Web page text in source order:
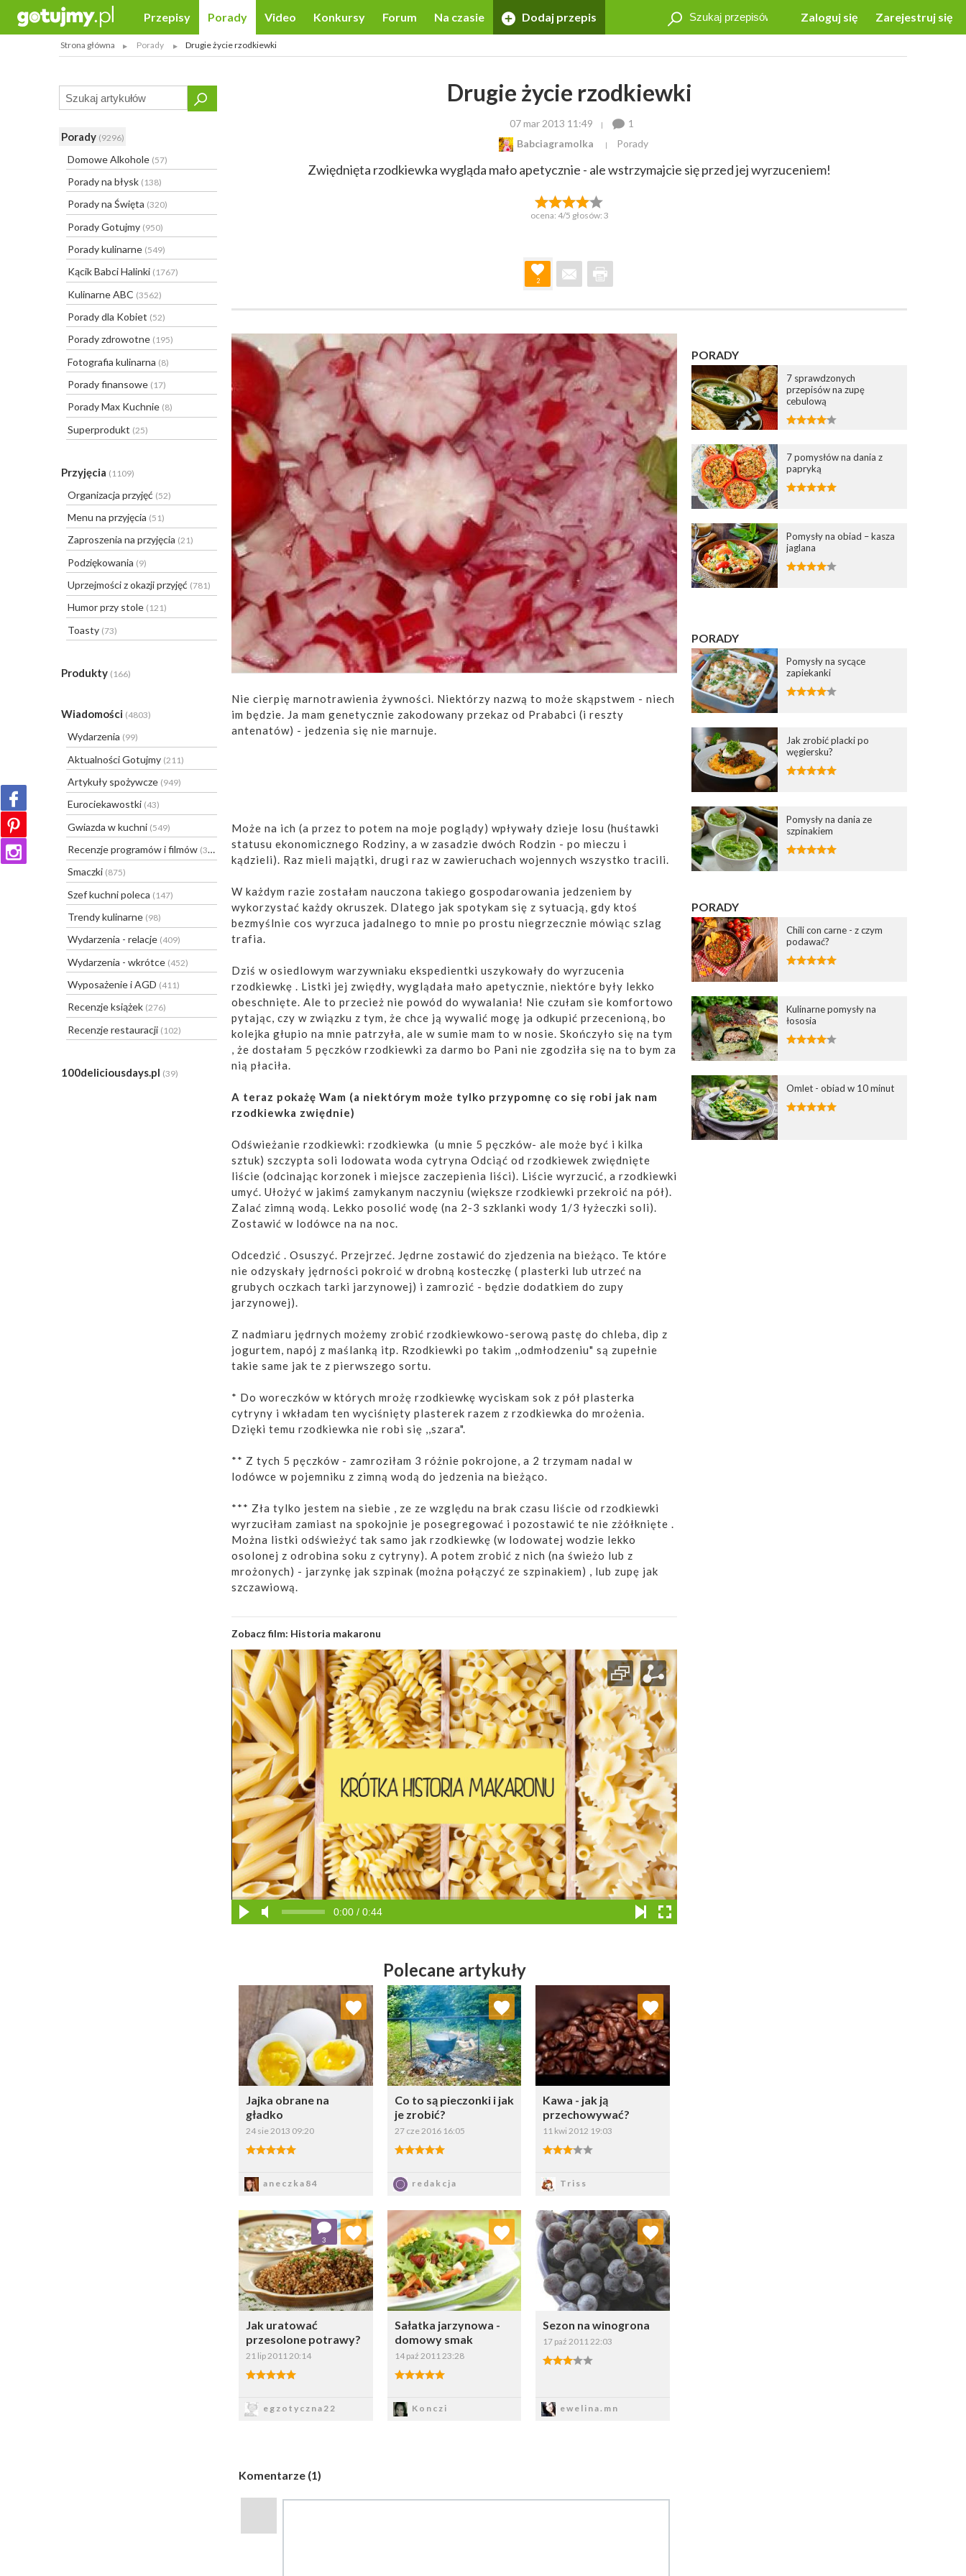
Zaloguj się Zarejestruj się
Przepisy Porady Video Konkursy Forum Na czasie Dodaj przepis
Strona główna Porady Drugie życie rzodkiewki
Porady (9296)
Domowe Alkohole (57)
Porady na błysk (138)
Porady na Święta (320)
Porady Gotujmy (950)
Porady kulinarne (549)
Kącik Babci Halinki (1767)
Kulinarne ABC (3562)
Porady dla Kobiet (52)
Porady zdrowotne (195)
Fotografia kulinarna (8)
Porady finansowe (17)
Porady Max Kuchnie (8)
Superprodukt (25)
Przyjęcia (1109)
Organizacja przyjęć (52)
Menu na przyjęcia (51)
Zaproszenia na przyjęcia (21)
Podziękowania (9)
Uprzejmości z okazji przyjęć (781)
Humor przy stole (121)
Toasty (73)
Produkty (166)
Wiadomości (4803)
Wydarzenia (99)
Aktualności Gotujmy (211)
Artykuły spożywcze (949)
Eurociekawostki (43)
Gwiazda w kuchni (549)
Recenzje programów i filmów (31)
Smaczki (875)
Szef kuchni poleca (147)
Trendy kulinarne (98)
Wydarzenia - relacje (409)
Wydarzenia - wkrótce (452)
Wyposażenie i AGD (411)
Recenzje książek (276)
Recenzje restauracji (102)
100deliciousdays.pl (39)
Drugie życie rzodkiewki
07 mar 2013 11:49
1
Babciagramolka
Porady
Zwiędnięta rzodkiewka wygląda mało apetycznie - ale wstrzymajcie się przed jej wyrzuceniem!
ocena: 4/5 głosów: 3
2
Nie cierpię marnotrawienia żywności. Niektórzy nazwą to może skąpstwem - niech
im będzie. Ja mam genetycznie zakodowany przekaz od Prababci (i reszty
antenatów) - jedzenia się nie marnuje.
Może na ich (a przez to potem na moje poglądy) wpływały dzieje losu (huśtawki
statusu ekonomicznego Rodziny, a w zasadzie dwóch Rodzin - po mieczu i
kądzieli). Raz mieli majątki, drugi raz w zawieruchach wojennych wszystko tracili.
W każdym razie zostałam nauczona takiego gospodarowania jedzeniem by
wykorzystać każdy okruszek. Dlatego jak spotykam się z sytuacją, gdy ktoś
bezmyślnie cos wyrzuca jadalnego to mnie po prostu niegrzecznie mówiąc szlag
trafia.
Dziś w osiedlowym warzywniaku ekspedientki uszykowały do wyrzucenia
rzodkiewkę . Listki jej zwiędły, wyglądała mało apetycznie, niektóre były lekko
obeschnięte. Ale to przecież nie powód do wywalania! Nie czułam sie komfortowo
pytając, czy w związku z tym, że chce ją wywalić mogę ja odkupić przecenioną, bo
kolejka głupio na mnie patrzyła, ale w sumie mam to w nosie. Skończyło się na tym
, że dostałam 5 pęczków rzodkiewki za darmo bo Pani nie zgodziła się na to bym za
nią płaciła.
A teraz pokażę Wam (a niektórym może tylko przypomnę co się robi jak nam
rzodkiewka zwiędnie)
Odświeżanie rzodkiewki: rzodkiewka (u mnie 5 pęczków- ale może być i kilka
sztuk) szczypta soli lodowata woda cytryna Odciąć od rzodkiewek zwiędnięte
liście (odcinając korzonek i miejsce zaczepienia liści). Liście wyrzucić, a rzodkiewki
umyć. Ułożyć w jakimś zamykanym naczyniu (większe rzodkiewki przekroić na pół).
Zalać zimną wodą. Lekko posolić wodę (na 2-3 szklanki wody 1/3 łyżeczki soli).
Zostawić w lodówce na na noc.
Odcedzić . Osuszyć. Przejrzeć. Jędrne zostawić do zjedzenia na bieżąco. Te które
nie odzyskały jędrności pokroić w drobną kosteczkę ( plasterki lub utrzeć na
grubych oczkach tarki jarzynowej) i zamrozić - będzie dodatkiem do zupy
jarzynowej).
Z nadmiaru jędrnych możemy zrobić rzodkiewkowo-serową pastę do chleba, dip z
jogurtem, napój z maślanką itp. Rzodkiewki po takim ,,odmłodzeniu" są zupełnie
takie same jak te z pierwszego sortu.
* Do woreczków w których mrożę rzodkiewkę wyciskam sok z pół plasterka
cytryny i wkładam ten wyciśnięty plasterek razem z rzodkiewka do mrożenia.
Dzięki temu rzodkiewka nie robi się ,,szara".
** Z tych 5 pęczków - zamroziłam 3 różnie pokrojone, a 2 trzymam nadal w
lodówce w pojemniku z zimną wodą do jedzenia na bieżąco.
*** Zła tylko jestem na siebie , ze ze względu na brak czasu liście od rzodkiewki
wyrzuciłam zamiast na spokojnie je posegregować i pozostawić te nie zżółknięte .
Można listki odświeżyć tak samo jak rzodkiewkę (w lodowatej wodzie lekko
osolonej z odrobina soku z cytryny). A potem zrobić z nich (na świeżo lub z
mrożonych) - jarzynkę jak szpinak (można połączyć ze szpinakiem) , lub zupę jak
szczawiową.
Zobacz film: Historia makaronu
0:00 / 0:44
Polecane artykuły
Jajka obrane na
gładko
24 sie 2013 09:20
5.00/5
aneczka84
Dodaj do ulubionych
Wybierz listę:
Co to są pieczonki i jak
je zrobić?
27 cze 2016 16:05
5.00/5
redakcja
Dodaj do ulubionych
Wybierz listę:
Kawa - jak ją
przechowywać?
11 kwi 2012 19:03
3.00/5
Triss
Dodaj do ulubionych
Wybierz listę:
Jak uratować
przesolone potrawy?
21 lip 2011 20:14
5.00/5
egzotyczna22
3
Dodaj do ulubionych
Wybierz listę:
Sałatka jarzynowa -
domowy smak
14 paź 2011 23:28
5.00/5
Konczi
Dodaj do ulubionych
Wybierz listę:
Sezon na winogrona
17 paź 2011 22:03
3.00/5
ewelina.mn
Dodaj do ulubionych
Wybierz listę:
Komentarze (1)
PORADY
7 sprawdzonych
przepisów na zupę
cebulową
7 pomysłów na dania z
papryką
Pomysły na obiad – kasza
jaglana
PORADY
Pomysły na sycące
zapiekanki
Jak zrobić placki po
węgiersku?
Pomysły na dania ze
szpinakiem
PORADY
Chili con carne - z czym
podawać?
Kulinarne pomysły na
łososia
Omlet - obiad w 10 minut